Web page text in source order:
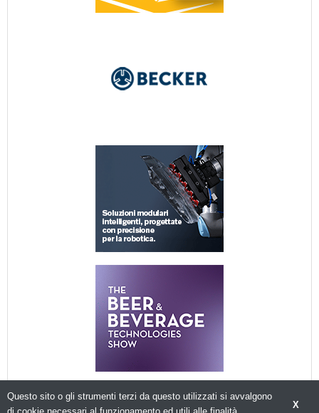
X
Questo sito o gli strumenti terzi da questo utilizzati si avvalgono